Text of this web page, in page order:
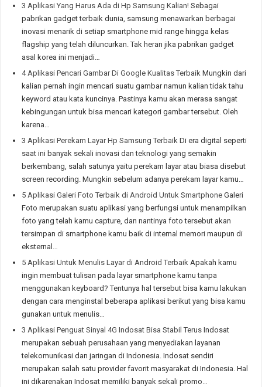
3 Aplikasi Yang Harus Ada di Hp Samsung Kalian! Sebagai
pabrikan gadget terbaik dunia, samsung menawarkan berbagai
inovasi menarik di setiap smartphone mid range hingga kelas
flagship yang telah diluncurkan. Tak heran jika pabrikan gadget
asal korea ini menjadi…
4 Aplikasi Pencari Gambar Di Google Kualitas Terbaik Mungkin dari
kalian pernah ingin mencari suatu gambar namun kalian tidak tahu
keyword atau kata kuncinya. Pastinya kamu akan merasa sangat
kebingungan untuk bisa mencari kategori gambar tersebut. Oleh
karena…
3 Aplikasi Perekam Layar Hp Samsung Terbaik Di era digital seperti
saat ini banyak sekali inovasi dan teknologi yang semakin
berkembang, salah satunya yaitu perekam layar atau biasa disebut
screen recording. Mungkin sebelum adanya perekam layar kamu…
5 Aplikasi Galeri Foto Terbaik di Android Untuk Smartphone Galeri
Foto merupakan suatu aplikasi yang berfungsi untuk menampilkan
foto yang telah kamu capture, dan nantinya foto tersebut akan
tersimpan di smartphone kamu baik di internal memori maupun di
eksternal…
5 Aplikasi Untuk Menulis Layar di Android Terbaik Apakah kamu
ingin membuat tulisan pada layar smartphone kamu tanpa
menggunakan keyboard? Tentunya hal tersebut bisa kamu lakukan
dengan cara menginstal beberapa aplikasi berikut yang bisa kamu
gunakan untuk menulis…
3 Aplikasi Penguat Sinyal 4G Indosat Bisa Stabil Terus Indosat
merupakan sebuah perusahaan yang menyediakan layanan
telekomunikasi dan jaringan di Indonesia. Indosat sendiri
merupakan salah satu provider favorit masyarakat di Indonesia. Hal
ini dikarenakan Indosat memiliki banyak sekali promo…